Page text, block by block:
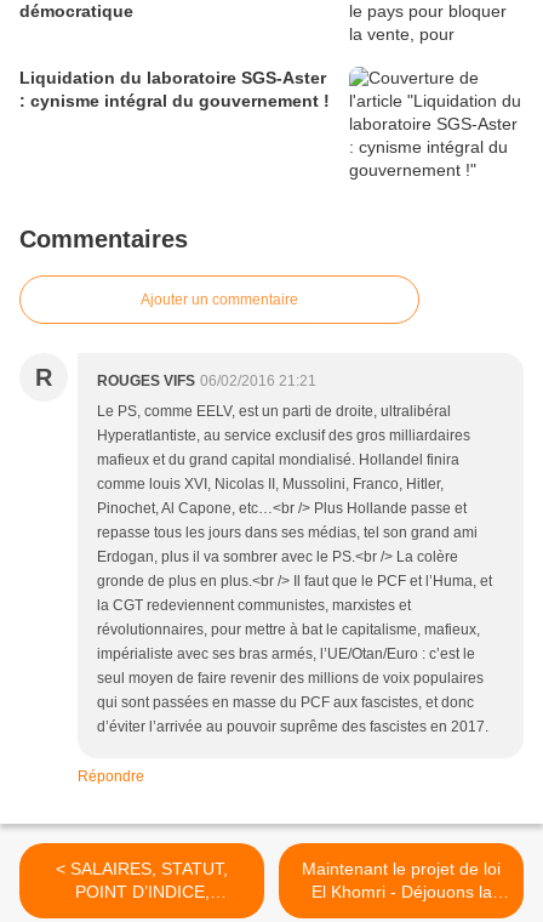
démocratique
Liquidation du laboratoire SGS-Aster
: cynisme intégral du gouvernement !
Commentaires
Ajouter un commentaire
R ROUGES VIFS 06/02/2016 21:21
Le PS, comme EELV, est un parti de droite, ultralibéral
Hyperatlantiste, au service exclusif des gros milliardaires
mafieux et du grand capital mondialisé. Hollandel finira
comme louis XVI, Nicolas II, Mussolini, Franco, Hitler,
Pinochet, Al Capone, etc…<br /> Plus Hollande passe et
repasse tous les jours dans ses médias, tel son grand ami
Erdogan, plus il va sombrer avec le PS.<br /> La colère
gronde de plus en plus.<br /> Il faut que le PCF et l’Huma, et
la CGT redeviennent communistes, marxistes et
révolutionnaires, pour mettre à bat le capitalisme, mafieux,
impérialiste avec ses bras armés, l’UE/Otan/Euro : c’est le
seul moyen de faire revenir des millions de voix populaires
qui sont passées en masse du PCF aux fascistes, et donc
d’éviter l’arrivée au pouvoir suprême des fascistes en 2017.
Répondre
< SALAIRES, STATUT,
POINT D’INDICE,
SERVICES PUBLICS,
Maintenant le projet de loi
El Khomri - Déjouons la
rafale de mauvais coups